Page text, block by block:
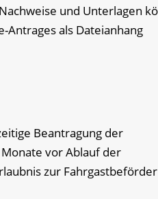
und Unterlagen
Antrages als Dateianhang
Beantragung der
vor Ablauf der
zur